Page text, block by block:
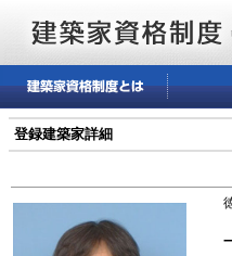
登録建築家詳細